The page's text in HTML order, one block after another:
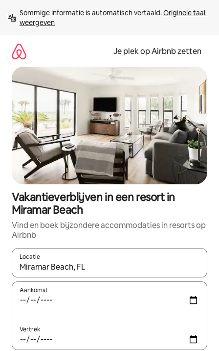
direct
naar
Sommige informatie is automatisch vertaald. Originele taal
weergeven
Je plek op Airbnb zetten
Vakantieverblijven in een resort in
Miramar Beach
Vind en boek bijzondere accommodaties in resorts op
Airbnb
Locatie
Wanneer er resultaten beschikbaar zijn, maak je een keuze
Aankomst
Vertrek